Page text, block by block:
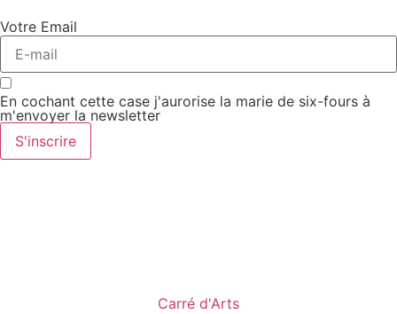
Votre Email
En cochant cette case j'aurorise la marie de six-fours à
m'envoyer la newsletter
S'inscrire
Carré d'Arts